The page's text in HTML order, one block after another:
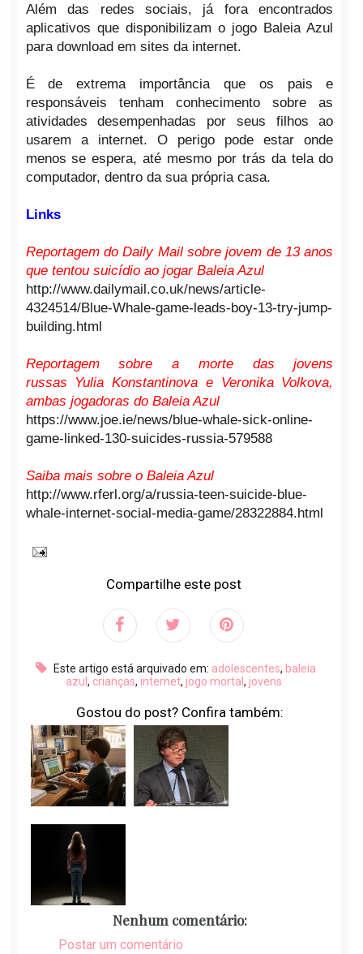
Além das redes sociais, já fora encontrados
aplicativos que disponibilizam o jogo Baleia Azul
para download em sites da internet.
É de extrema importância que os pais e
responsáveis tenham conhecimento sobre as
atividades desempenhadas por seus filhos ao
usarem a internet. O perigo pode estar onde
menos se espera, até mesmo por trás da tela do
computador, dentro da sua própria casa.
Links
Reportagem do Daily Mail sobre jovem de 13 anos
que tentou suicídio ao jogar Baleia Azul
http://www.dailymail.co.uk/news/article-
4324514/Blue-Whale-game-leads-boy-13-try-jump-
building.html
Reportagem sobre a morte das jovens
russas Yulia Konstantinova e Veronika Volkova,
ambas jogadoras do Baleia Azul
https://www.joe.ie/news/blue-whale-sick-online-
game-linked-130-suicides-russia-579588
Saiba mais sobre o Baleia Azul
http://www.rferl.org/a/russia-teen-suicide-blue-
whale-internet-social-media-game/28322884.html
Compartilhe este post
Este artigo está arquivado em: adolescentes, baleia
azul , crianças, internet, jogo mortal , jovens
Gostou do post? Confira também:
Nenhum comentário:
Postar um comentário